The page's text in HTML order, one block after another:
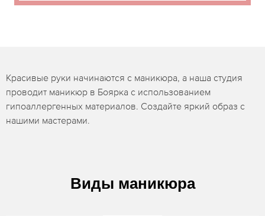
Красивые руки начинаются с маникюра, а наша студия
проводит маникюр в Боярка с использованием
гипоаллергенных материалов. Создайте яркий образ с
нашими мастерами.
Виды маникюра